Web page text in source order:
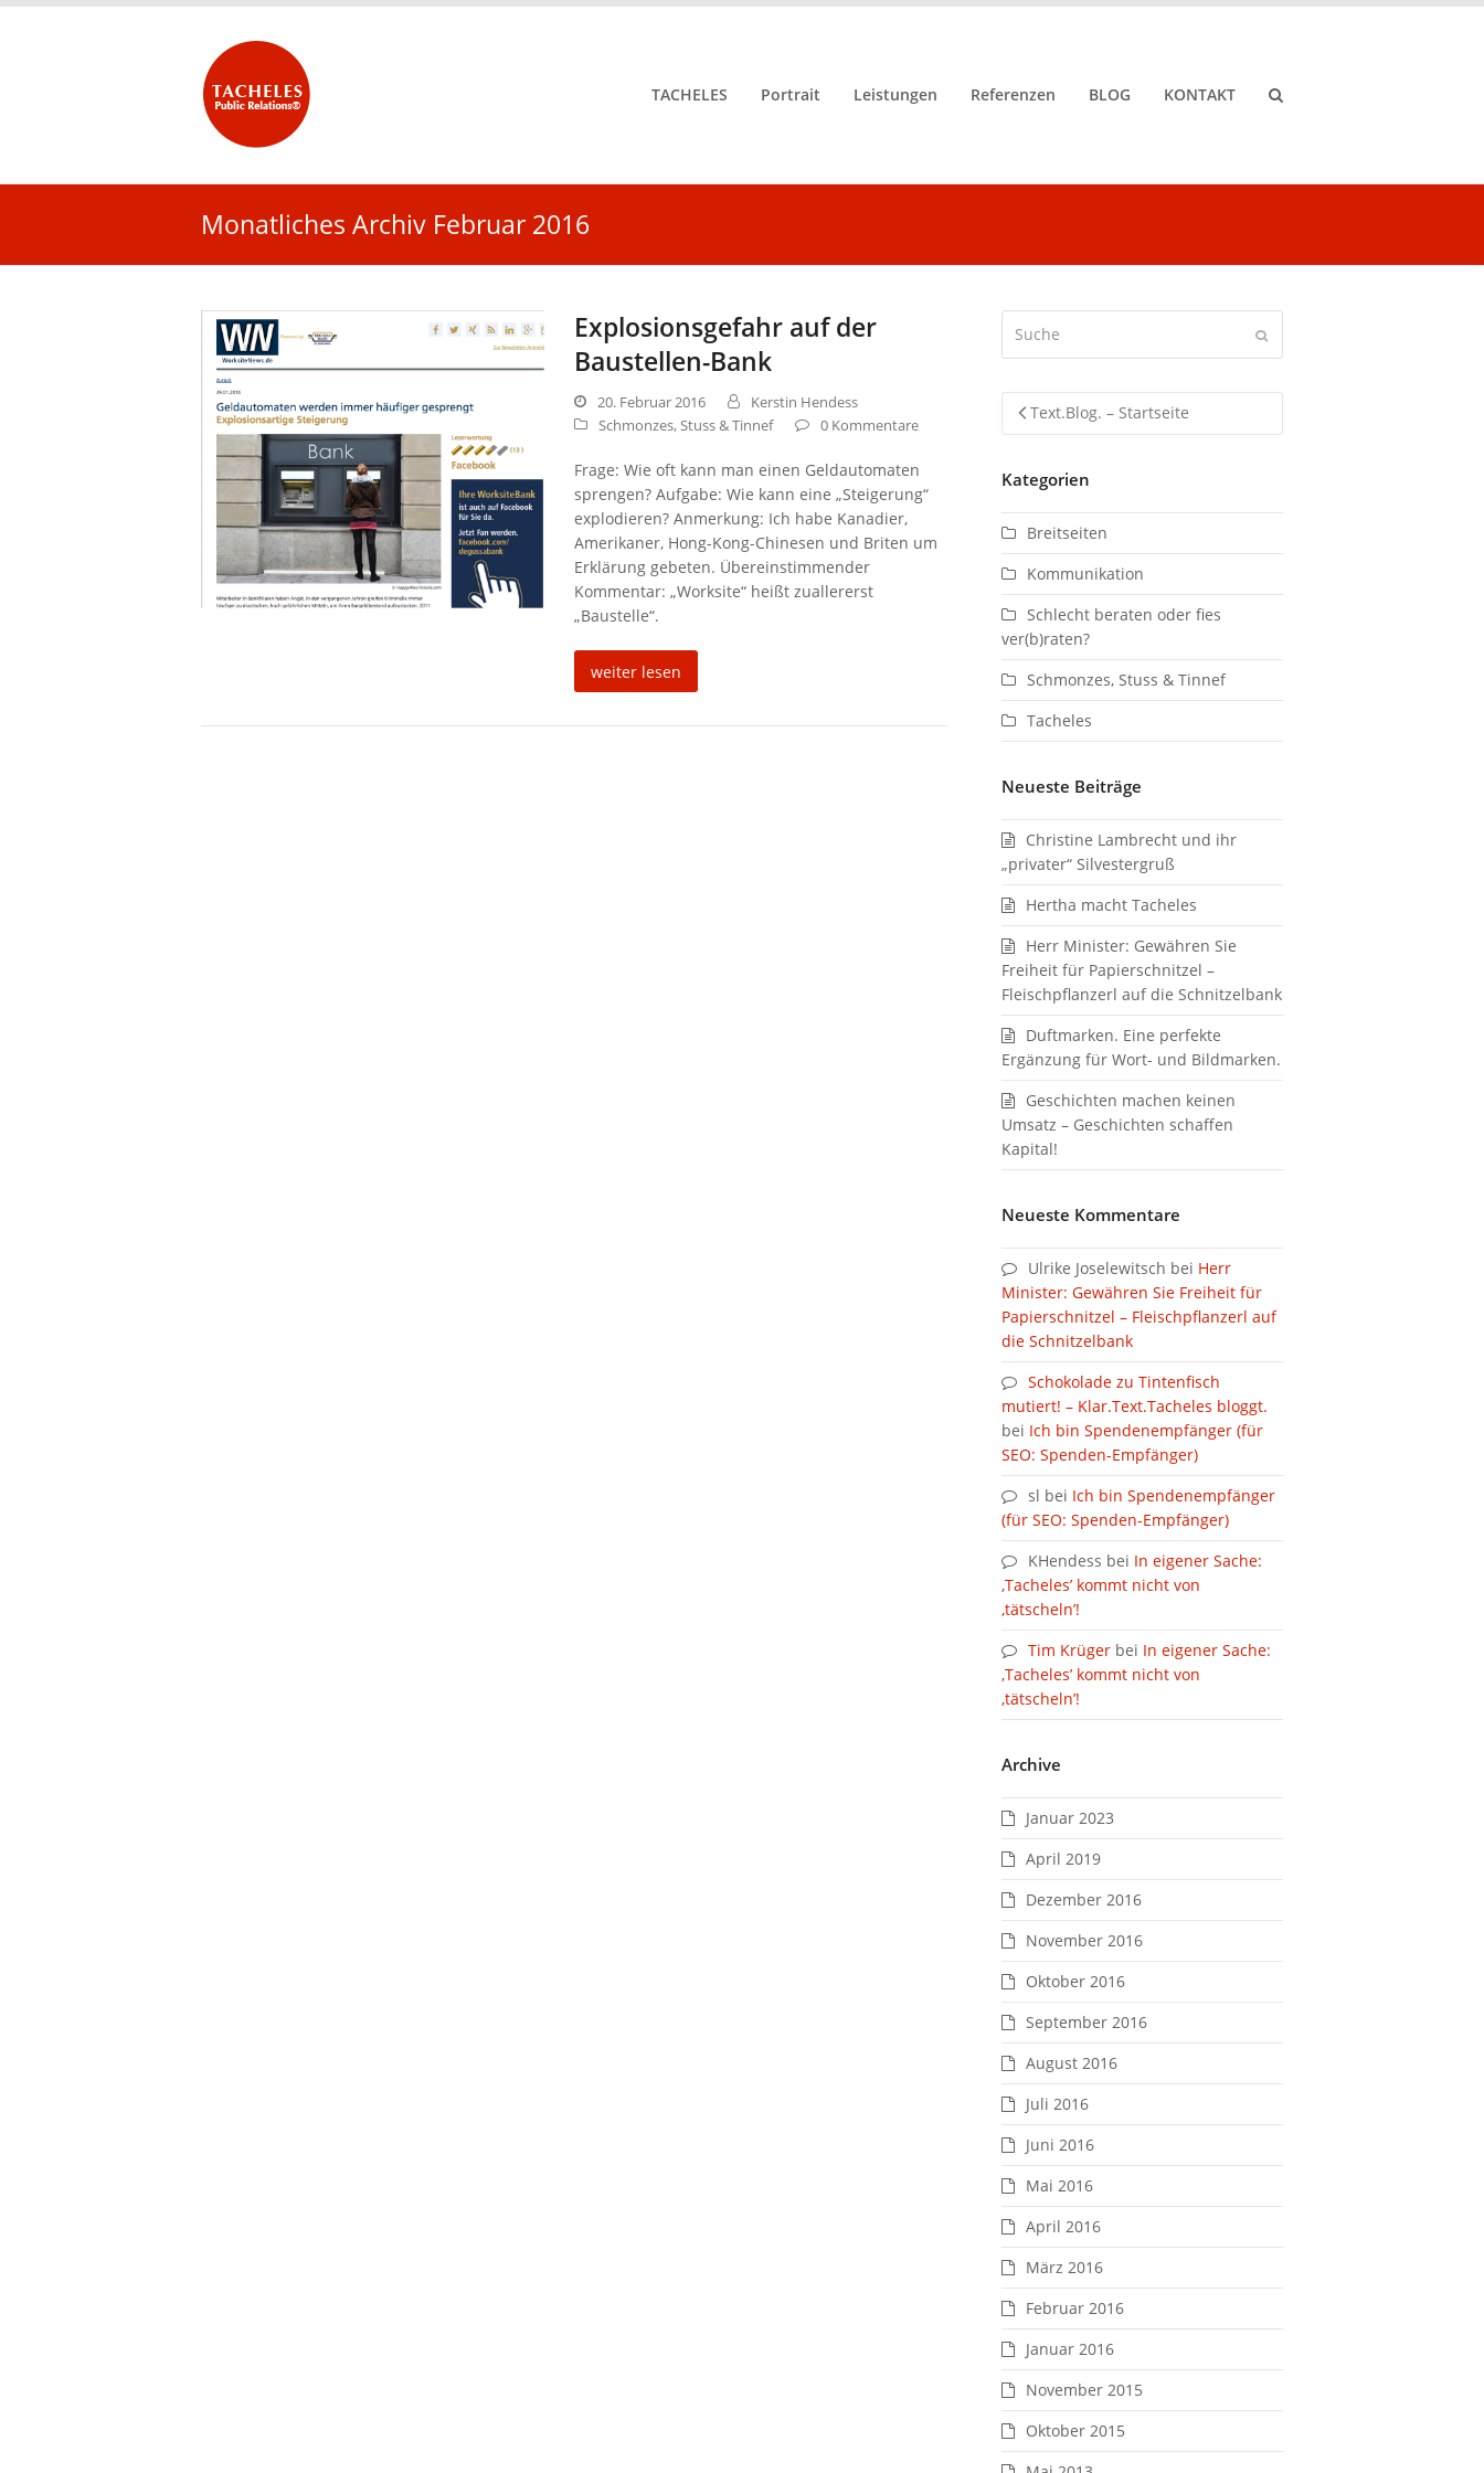
TACHELES Portrait Leistungen Referenzen BLOG KONTAKT
Monatliches Archiv Februar 2016
Explosionsgefahr auf der
Baustellen-Bank
20. Februar 2016
Kerstin Hendess
Schmonzes, Stuss & Tinnef
0 Kommentare
Frage: Wie oft kann man einen Geldautomaten
sprengen? Aufgabe: Wie kann eine „Steigerung“
explodieren? Anmerkung: Ich habe Kanadier,
Amerikaner, Hong-Kong-Chinesen und Briten um
Erklärung gebeten. Übereinstimmender
Kommentar: „Worksite“ heißt zuallererst
„Baustelle“.
weiter lesen
Text.Blog. – Startseite
Kategorien
Breitseiten
Kommunikation
Schlecht beraten oder fies
ver(b)raten?
Schmonzes, Stuss & Tinnef
Tacheles
Neueste Beiträge
Christine Lambrecht und ihr
„privater“ Silvestergruß
Hertha macht Tacheles
Herr Minister: Gewähren Sie
Freiheit für Papierschnitzel –
Fleischpflanzerl auf die Schnitzelbank
Duftmarken. Eine perfekte
Ergänzung für Wort- und Bildmarken.
Geschichten machen keinen
Umsatz – Geschichten schaffen
Kapital!
Neueste Kommentare
Ulrike Joselewitsch bei Herr
Minister: Gewähren Sie Freiheit für
Papierschnitzel – Fleischpflanzerl auf
die Schnitzelbank
Schokolade zu Tintenfisch
mutiert! – Klar.Text.Tacheles bloggt.
bei Ich bin Spendenempfänger (für
SEO: Spenden-Empfänger)
sl bei Ich bin Spendenempfänger
(für SEO: Spenden-Empfänger)
KHendess bei In eigener Sache:
‚Tacheles’ kommt nicht von
‚tätscheln’!
Tim Krüger bei In eigener Sache:
‚Tacheles’ kommt nicht von
‚tätscheln’!
Archive
Januar 2023
April 2019
Dezember 2016
November 2016
Oktober 2016
September 2016
August 2016
Juli 2016
Juni 2016
Mai 2016
April 2016
März 2016
Februar 2016
Januar 2016
November 2015
Oktober 2015